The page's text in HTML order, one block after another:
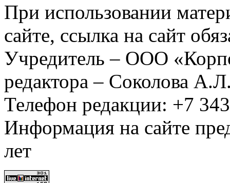
При использовании
сайте, ссылка на сайт
Учредитель – ООО
редактора – Соколова
Телефон редакции: +7
Информация на сайте
лет